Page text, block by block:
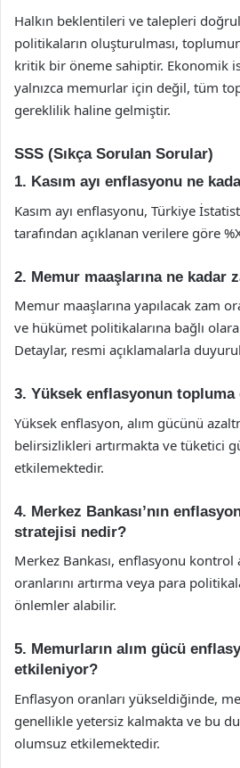
Halkın beklentileri ve talepleri
politikaların oluşturulması,
kritik bir öneme sahiptir. Ekonomik
yalnızca memurlar için değil, tüm
gereklilik haline gelmiştir.
SSS (Sıkça Sorulan Sorular)
1. Kasım ayı enflasyonu ne
Kasım ayı enflasyonu, Türkiye
tarafından açıklanan verilere göre
2. Memur maaşlarına ne kadar
Memur maaşlarına yapılacak zam
ve hükümet politikalarına bağlı
Detaylar, resmi açıklamalarla
3. Yüksek enflasyonun
Yüksek enflasyon, alım gücünü
belirsizlikleri artırmakta ve tüketici
etkilemektedir.
4. Merkez Bankası’nın
stratejisi nedir?
Merkez Bankası, enflasyonu kontrol
oranlarını artırma veya para
önlemler alabilir.
5. Memurların alım gücü
etkileniyor?
Enflasyon oranları yükseldiğinde,
genellikle yetersiz kalmakta ve bu
olumsuz etkilemektedir.